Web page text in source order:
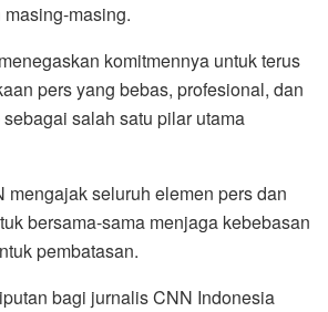
masing.
komitmennya untuk terus
pers yang bebas, profesional, dan
salah satu pilar utama
mengajak seluruh elemen pers dan
bersama-sama menjaga kebebasan
pembatasan.
bagi jurnalis CNN Indonesia